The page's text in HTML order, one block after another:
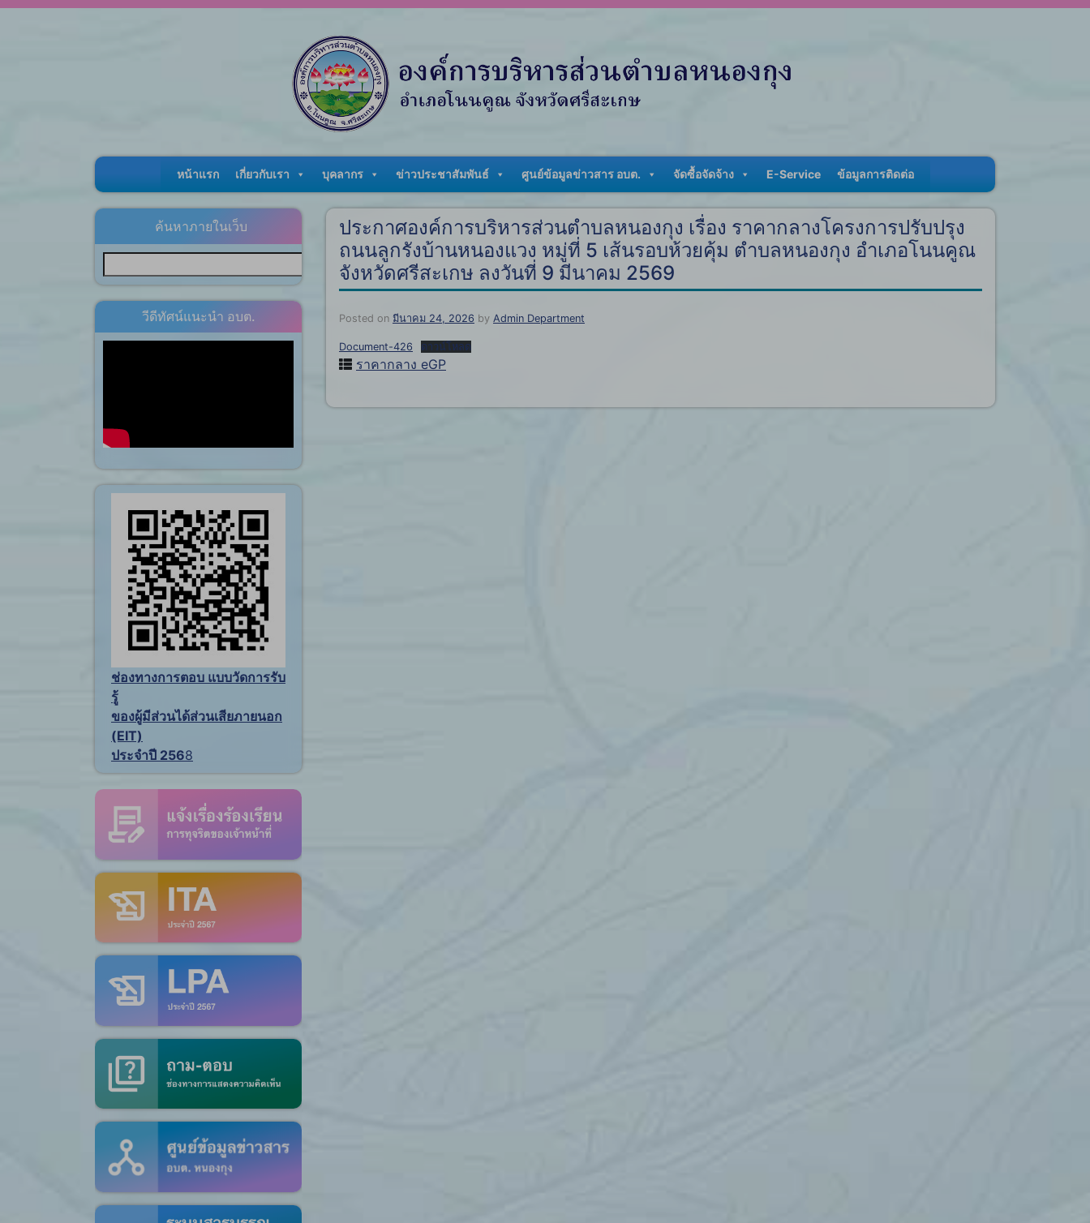
หน้าแรก เกี่ยวกับเรา บุคลากร ข่าวประชาสัมพันธ์ ศูนย์ข้อมูลข่าวสาร อบต. จัดซื้อจัดจ้าง E-Service ข้อมูลการติดต่อ
ค้นหาภายในเว็บ
วีดีทัศน์แนะนำ อบต.
ช่องทางการตอบ แบบวัดการรับ
รู้
ของผู้มีส่วนได้ส่วนเสียภายนอก
(EIT)
ประจำปี 2568
ประกาศองค์การบริหารส่วนตำบลหนองกุง เรื่อง ราคากลางโครงการปรับปรุง
ถนนลูกรังบ้านหนองแวง หมู่ที่ 5 เส้นรอบห้วยคุ้ม ตำบลหนองกุง อำเภอโนนคูณ
จังหวัดศรีสะเกษ ลงวันที่ 9 มีนาคม 2569
Posted on มีนาคม 24, 2026 by Admin Department
Document-426 ดาวน์โหลด
ราคากลาง eGP